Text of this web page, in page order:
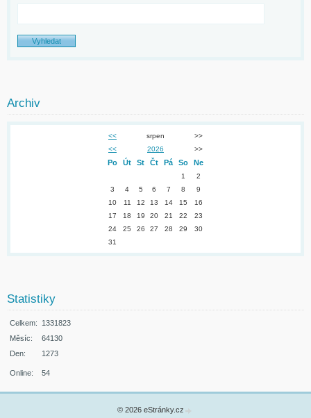
Archiv
<< srpen
>>
<<
2026 >>
Po Út St Čt Pá So Ne
1
2
3
4 5 6 7 8
9
10
11 12 13 14 15
16
17
18 19 20 21 22
23
24
25 26 27 28 29
30
31
Statistiky
Online: 54
Celkem: 1331823
Měsíc:
64130
Den:
1273
© 2026 eStránky.cz